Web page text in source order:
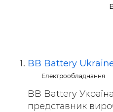
BB Battery
Електрообладнання
BB Battery
представник